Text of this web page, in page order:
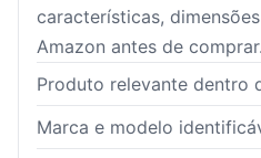
características,
Amazon antes de comprar.
Produto relevante dentro
Marca e modelo